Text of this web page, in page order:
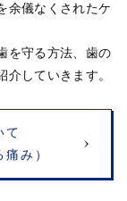
余儀なくされたケ
を守る方法、歯の
介していきます。
て
み）